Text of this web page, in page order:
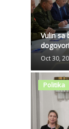
Vulin sa
Oct 30,
Politika